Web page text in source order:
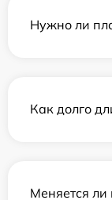
Нужно ли
Как долго
Меняется ли